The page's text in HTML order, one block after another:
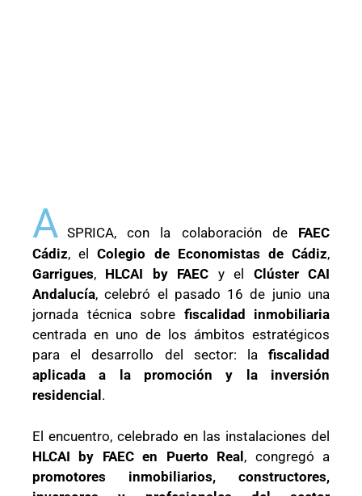
A SPRICA, con la colaboración de FAEC
Cádiz, elColegio de Economistas de Cádiz,
Garrigues, HLCAI by FAEC y el Clúster CAI
Andalucía, celebró el pasado 16 de junio una
jornada técnica sobre fiscalidad inmobiliaria
centrada en uno de los ámbitos estratégicos
para el desarrollo del sector: la fiscalidad
aplicada a la promoción y la inversión
residencial .
El encuentro, celebrado en las instalaciones del
HLCAI by FAEC en Puerto Real, congregó a
promotores inmobiliarios, constructores,